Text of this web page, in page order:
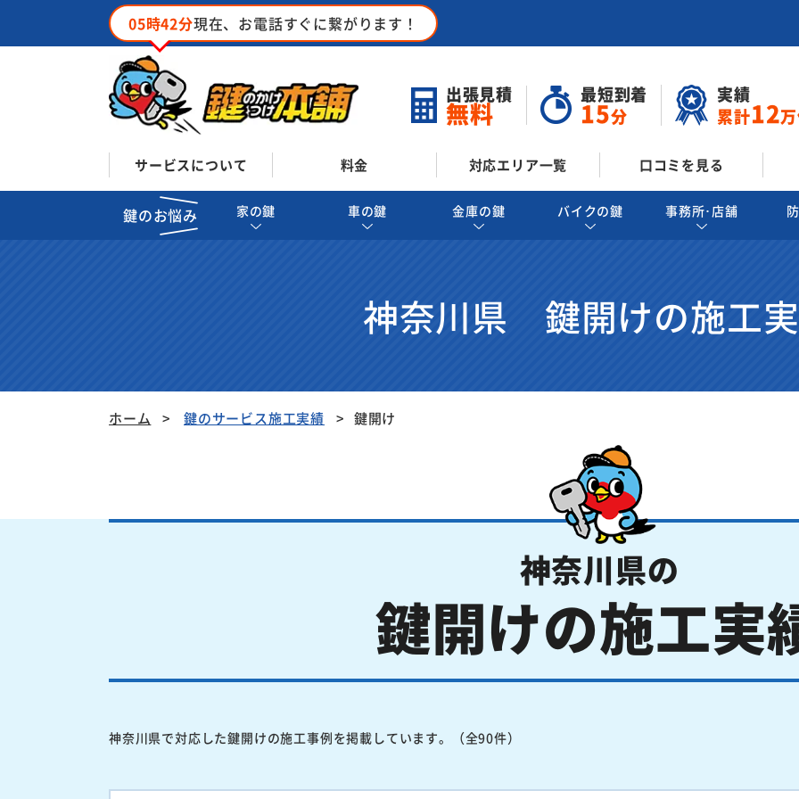
05時42分現在、お電話すぐに繋がります！
出張見積
無料
最短到着
15分
実績
累計12
サービスについて 料金 対応エリア一覧 口コミを見る
鍵のお悩み 家の鍵 車の鍵 金庫の鍵 バイクの鍵 事務所･店舗
神奈川県 鍵開けの施工
ホーム 鍵のサービス施工実績 鍵開け
神奈川県の
鍵開けの施工実
神奈川県で対応した鍵開けの施工事例を掲載しています。（全90件）